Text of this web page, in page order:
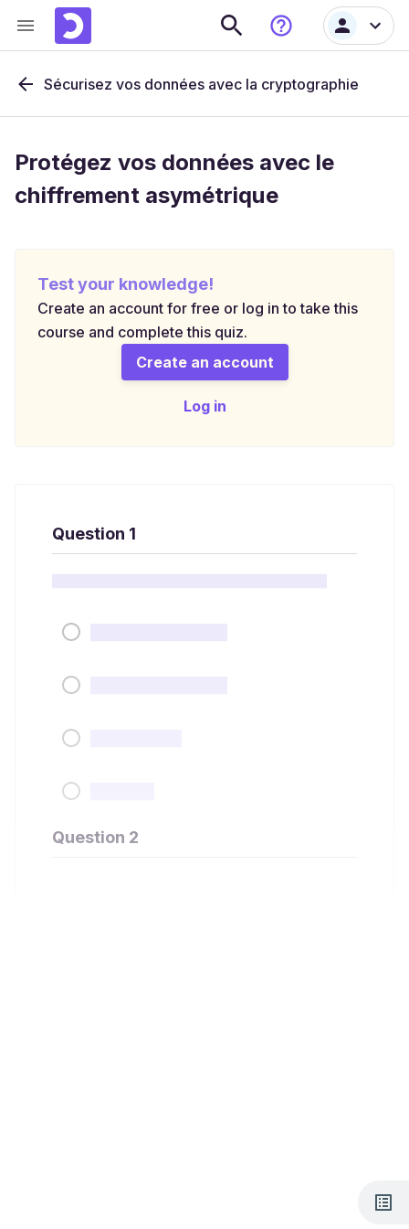
Sécurisez vos données avec la cryptographie
Protégez vos données avec le
chiffrement asymétrique
Test your knowledge!
Create an account for free or log in to take this
course and complete this quiz.
Create an account
Log in
Question 1
Question 2